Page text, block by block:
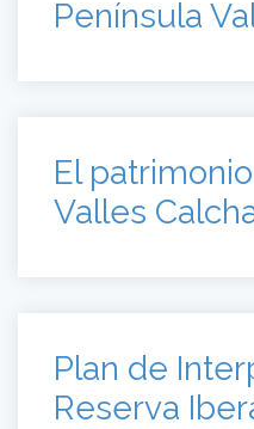
Península
El
Valles
Plan de
Reserva